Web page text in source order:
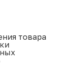
товара